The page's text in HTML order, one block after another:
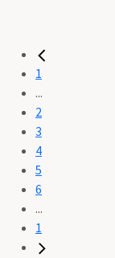
1
...
2
3
4
5
6
...
1